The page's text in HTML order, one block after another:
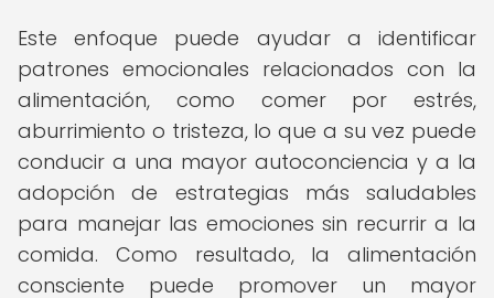
Este enfoque puede ayudar a identificar
patrones emocionales relacionados con la
alimentación, como comer por estrés,
aburrimiento o tristeza, lo que a su vez puede
conducir a una mayor autoconciencia y a la
adopción de estrategias más saludables
para manejar las emociones sin recurrir a la
comida. Como resultado, la alimentación
consciente puede promover un mayor